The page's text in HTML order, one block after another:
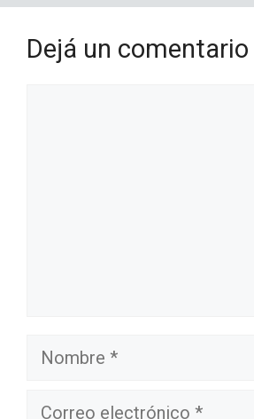
Dejá un comentario
Nombre
Correo